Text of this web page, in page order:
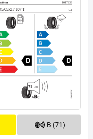
B (71)